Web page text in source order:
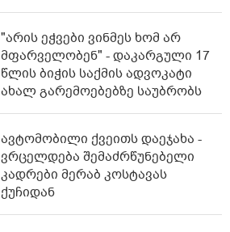
"არის ეჭვები ვინმეს ხომ არ
მფარველობენ" - დაკარგული 17
წლის ბიჭის საქმის ადვოკატი
ახალ გარემოებებზე საუბრობს
ავტომობილი ქვეითს დაეჯახა -
ვრცელდება შემაძრწუნებელი
კადრები მერაბ კოსტავას
ქუჩიდან